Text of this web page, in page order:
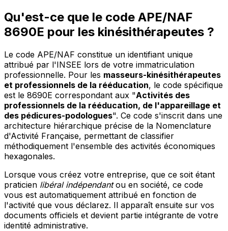
Qu'est-ce que le code APE/NAF
8690E pour les kinésithérapeutes ?
Le code APE/NAF constitue un identifiant unique
attribué par l'INSEE lors de votre immatriculation
professionnelle. Pour les masseurs-kinésithérapeutes
et professionnels de la rééducation, le code spécifique
est le 8690E correspondant aux "Activités des
professionnels de la rééducation, de l'appareillage et
des pédicures-podologues". Ce code s'inscrit dans une
architecture hiérarchique précise de la Nomenclature
d'Activité Française, permettant de classifier
méthodiquement l'ensemble des activités économiques
hexagonales.
Lorsque vous créez votre entreprise, que ce soit étant
praticien libéral indépendantou en société, ce code
vous est automatiquement attribué en fonction de
l'activité que vous déclarez. Il apparaît ensuite sur vos
documents officiels et devient partie intégrante de votre
identité administrative.